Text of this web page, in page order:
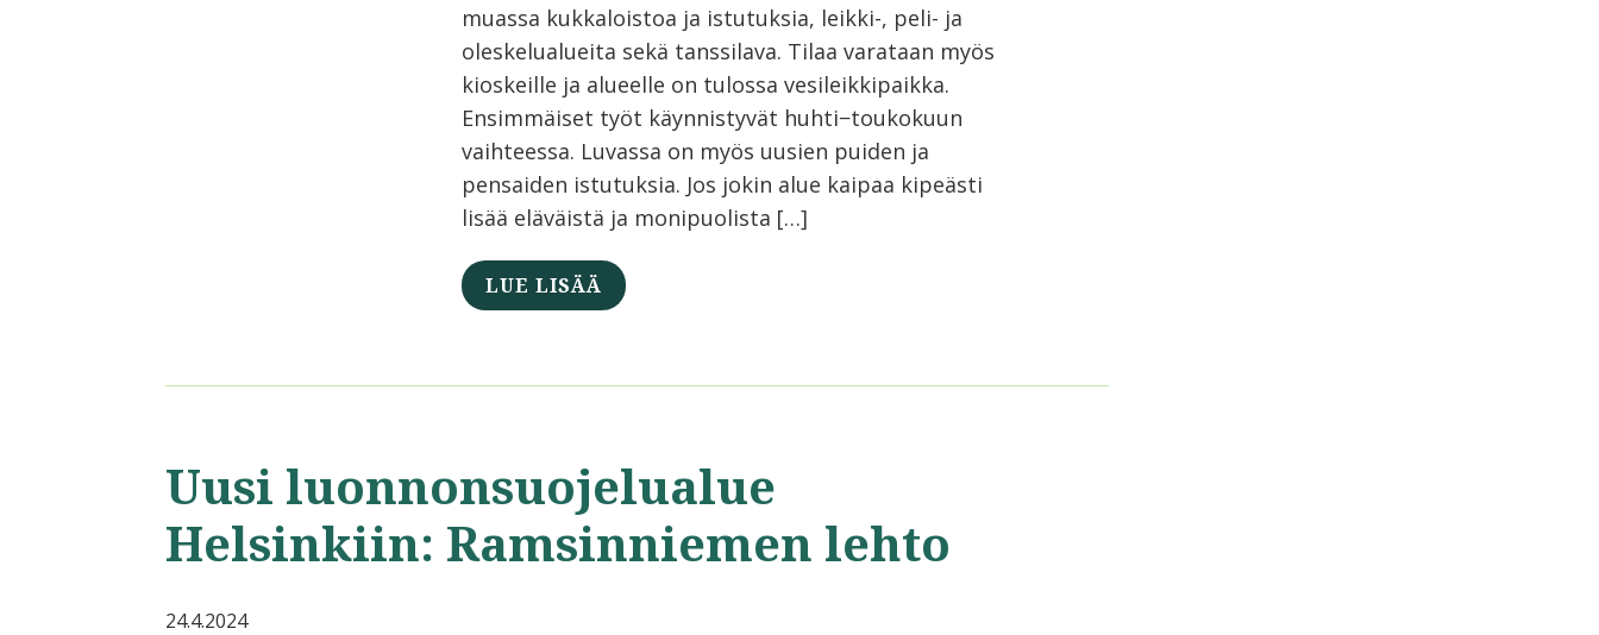
muassa kukkaloistoa ja istutuksia, leikki-, peli- ja
oleskelualueita sekä tanssilava. Tilaa varataan myös
kioskeille ja alueelle on tulossa vesileikkipaikka.
Ensimmäiset työt käynnistyvät huhti−toukokuun
vaihteessa. Luvassa on myös uusien puiden ja
pensaiden istutuksia. Jos jokin alue kaipaa kipeästi
lisää eläväistä ja monipuolista […]
LUE LISÄÄ
Uusi luonnonsuojelualue
Helsinkiin: Ramsinniemen lehto
24.4.2024